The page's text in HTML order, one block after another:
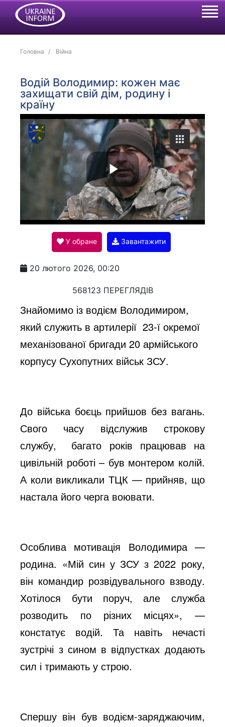
Головна Війна
Водій Володимир: кожен має
захищати свій дім, родину і
країну
P
l
a
y
V
i
e
o
У обране Завантажити
20 лютого 2026, 00:20
568123 ПЕРЕГЛЯДІВ
Знайомимо із водієм Володимиром,
який служить в артилерії 23-ї окремої
механізованої бригади 20 армійського
корпусу Сухопутних військ ЗСУ.
До війська боєць прийшов без вагань.
Свого часу відслужив строкову
службу, багато років працював на
цивільній роботі – був монтером колій.
А коли викликали ТЦК — прийняв, що
настала його черга воювати.
Особлива мотивація Володимира —
родина. «Мій син у ЗСУ з 2022 року,
він командир розвідувального взводу.
Хотілося бути поруч, але служба
розводить по різних місцях», —
констатує водій. Та навіть нечасті
зустрічі з сином в відпустках додають
сил і тримають у строю.
Спершу він був водієм-заряджаючим,